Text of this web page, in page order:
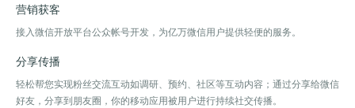
营销获客
接入微信开放平台公众帐号开发，为亿万微信用户提供轻便的服务。
分享传播
轻松帮您实现粉丝交流互动如调研、预约、社区等互动内容；通过分享给微信
好友，分享到朋友圈，你的移动应用被用户进行持续社交传播。